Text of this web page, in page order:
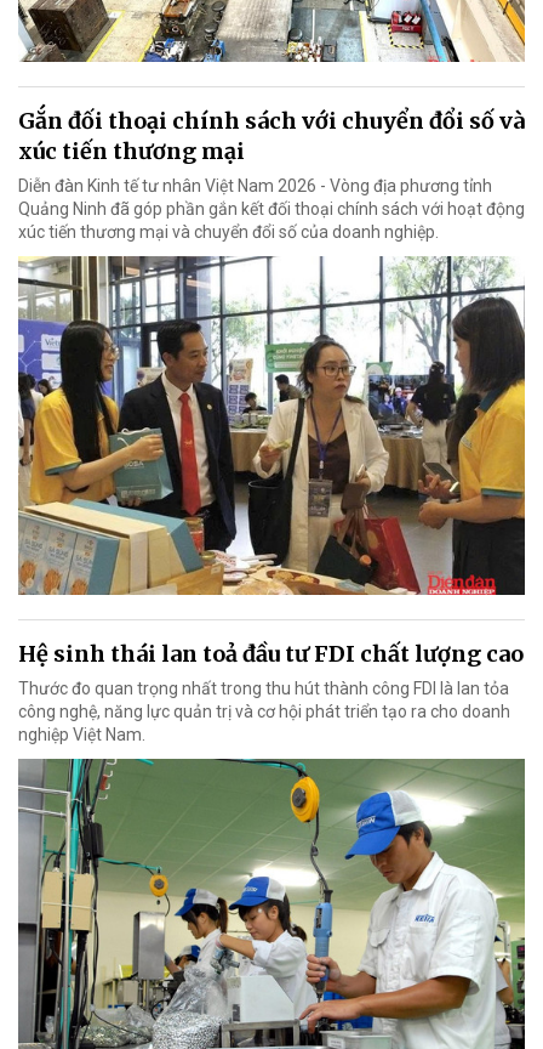
Gắn đối thoại chính sách với chuyển đổi số và
xúc tiến thương mại
Diễn đàn Kinh tế tư nhân Việt Nam 2026 - Vòng địa phương tỉnh
Quảng Ninh đã góp phần gắn kết đối thoại chính sách với hoạt động
xúc tiến thương mại và chuyển đổi số của doanh nghiệp.
Hệ sinh thái lan toả đầu tư FDI chất lượng cao
Thước đo quan trọng nhất trong thu hút thành công FDI là lan tỏa
công nghệ, năng lực quản trị và cơ hội phát triển tạo ra cho doanh
nghiệp Việt Nam.